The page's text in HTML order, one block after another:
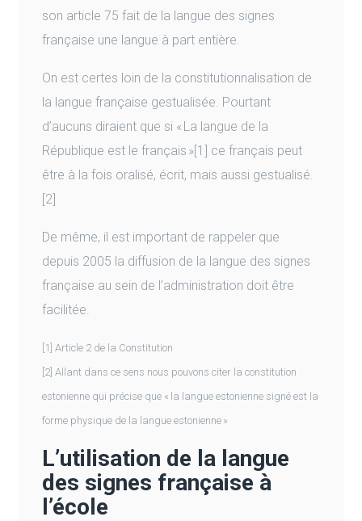
son article 75 fait de la langue des signes
française une langue à part entière.
On est certes loin de la constitutionnalisation de
la langue française gestualisée. Pourtant
d’aucuns diraient que si « La langue de la
République est le français »[1] ce français peut
être à la fois oralisé, écrit, mais aussi gestualisé.
[2]
De même, il est important de rappeler que
depuis 2005 la diffusion de la langue des signes
française au sein de l’administration doit être
facilitée.
[1] Article 2 de la Constitution
[2] Allant dans ce sens nous pouvons citer la constitution
estonienne qui précise que « la langue estonienne signé est la
forme physique de la langue estonienne »
L’utilisation de la langue
des signes française à
l’école